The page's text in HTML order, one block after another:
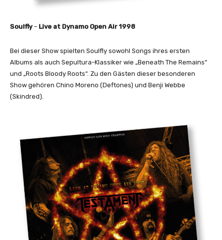
Soulfly– Live at Dynamo Open Air 1998
Bei dieser Show spielten Soulfly sowohl Songs ihres ersten
Albums als auch Sepultura-Klassiker wie „Beneath The Remains“
und „Roots Bloody Roots“. Zu den Gästen dieser besonderen
Show gehören Chino Moreno (Deftones) und Benji Webbe
(Skindred).